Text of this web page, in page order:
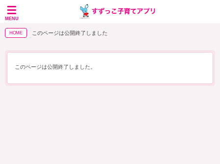
MENU
HOME このページは公開終了しました
このページは公開終了しました。